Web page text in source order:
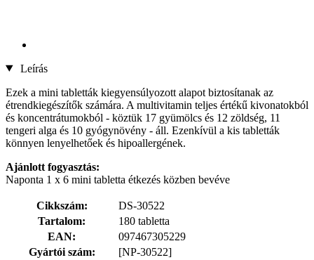
Leírás
Ezek a mini tabletták kiegyensúlyozott alapot biztosítanak az
étrendkiegészítők számára. A multivitamin teljes értékű kivonatokból
és koncentrátumokból - köztük 17 gyümölcs és 12 zöldség, 11
tengeri alga és 10 gyógynövény - áll. Ezenkívül a kis tabletták
könnyen lenyelhetőek és hipoallergének.
Ajánlott fogyasztás:
Naponta 1 x 6 mini tabletta étkezés közben bevéve
Cikkszám:
DS-30522
Tartalom:
180 tabletta
EAN:
097467305229
Gyártói szám:
[NP-30522]